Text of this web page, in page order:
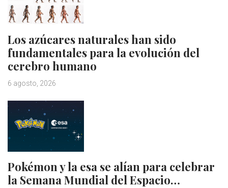
Los azúcares naturales han sido
fundamentales para la evolución del
cerebro humano
6 agosto, 2026
Pokémon y la esa se alían para celebrar
la Semana Mundial del Espacio…